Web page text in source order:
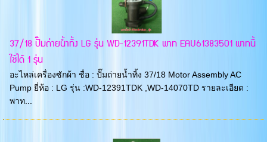
37/18 ปั๊มถ่ายน้ำทิ้ง LG รุ่น WD-12391TDK พาท EAU61383501 พาทนี้
ใช้ได้ 1 รุ่น
อะไหล่เครื่องซักผ้า ชื่อ : ปั๊มถ่ายน้ำทิ้ง 37/18 Motor Assembly AC
Pump ยี่ห้อ : LG รุ่น :WD-12391TDK ,WD-14070TD รายละเอียด :
พาท...